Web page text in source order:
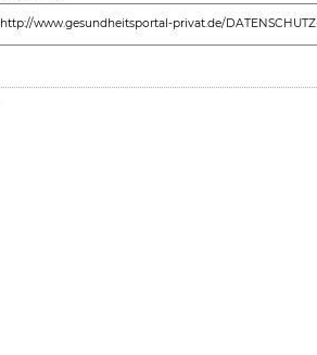
http://www.gesundheitsportal-privat.de/